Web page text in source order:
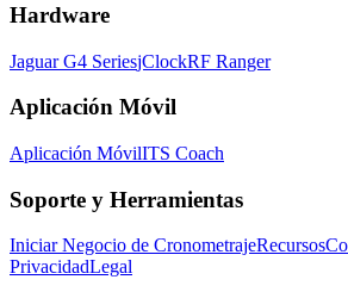
Hardware
Jaguar G4 SeriesjClockRF Ranger
Aplicación Móvil
Aplicación MóvilITS Coach
Soporte y Herramientas
Iniciar Negocio de CronometrajeRecursos
PrivacidadLegal